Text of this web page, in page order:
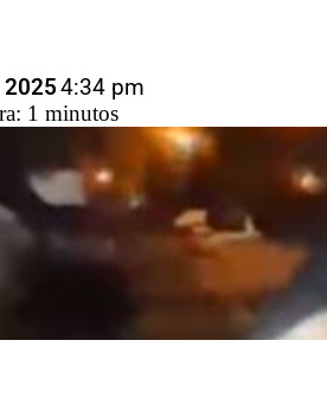
4:34 pm
1 minutos